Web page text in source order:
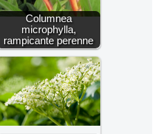
Columnea
microphylla,
rampicante perenne